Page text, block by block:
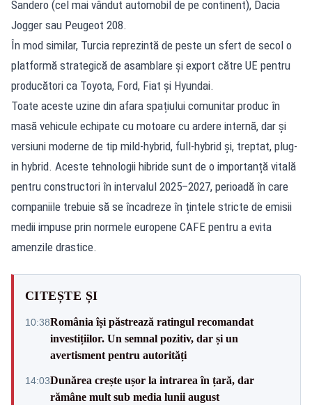
Sandero (cel mai vândut automobil de pe continent), Dacia
Jogger sau Peugeot 208.
În mod similar, Turcia reprezintă de peste un sfert de secol o
platformă strategică de asamblare și export către UE pentru
producători ca Toyota, Ford, Fiat și Hyundai.
Toate aceste uzine din afara spațiului comunitar produc în
masă vehicule echipate cu motoare cu ardere internă, dar și
versiuni moderne de tip mild-hybrid, full-hybrid și, treptat, plug-
in hybrid. Aceste tehnologii hibride sunt de o importanță vitală
pentru constructori în intervalul 2025–2027, perioadă în care
companiile trebuie să se încadreze în țintele stricte de emisii
medii impuse prin normele europene CAFE pentru a evita
amenzile drastice.
CITEȘTE ȘI
10:38România își păstrează ratingul recomandat
investițiilor. Un semnal pozitiv, dar și un
avertisment pentru autorități
14:03Dunărea crește ușor la intrarea în țară, dar
rămâne mult sub media lunii august